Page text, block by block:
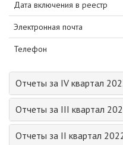
Дата включения в реестр
Электронная почта
Телефон
Отчеты за IV квартал
Отчеты за III квартал
Отчеты за II квартал